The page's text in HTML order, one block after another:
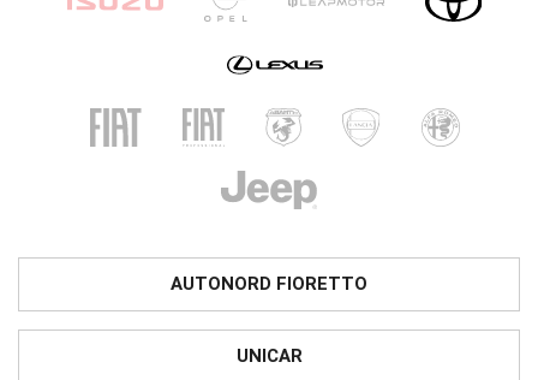
AUTONORD FIORETTO
UNICAR